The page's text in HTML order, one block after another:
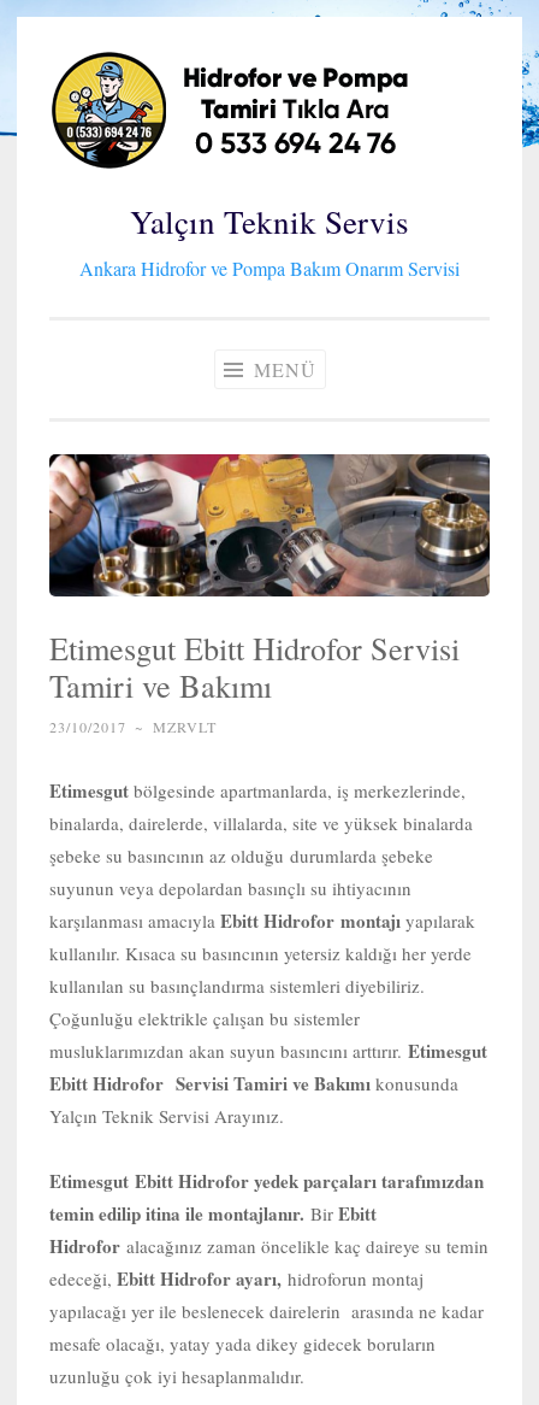
İçeriğe
geç
Yalçın Teknik Servis
Ankara Hidrofor ve Pompa Bakım Onarım Servisi
MENÜ
Etimesgut Ebitt Hidrofor Servisi
Tamiri ve Bakımı
23/10/2017 ~ MZRVLT
Etimesgut bölgesinde apartmanlarda, iş merkezlerinde,
binalarda, dairelerde, villalarda, site ve yüksek binalarda
şebeke su basıncının az olduğu durumlarda şebeke
suyunun veya depolardan basınçlı su ihtiyacının
karşılanması amacıyla Ebitt Hidrofor montajı yapılarak
kullanılır. Kısaca su basıncının yetersiz kaldığı her yerde
kullanılan su basınçlandırma sistemleri diyebiliriz.
Çoğunluğu elektrikle çalışan bu sistemler
musluklarımızdan akan suyun basıncını arttırır. Etimesgut
Ebitt Hidrofor Servisi Tamiri ve Bakımı konusunda
Yalçın Teknik Servisi Arayınız.
Etimesgut Ebitt Hidrofor yedek parçaları tarafımızdan
temin edilip itina ile montajlanır. Bir Ebitt
Hidrofor alacağınız zaman öncelikle kaç daireye su temin
edeceği, Ebitt Hidrofor ayarı, hidroforun montaj
yapılacağı yer ile beslenecek dairelerin arasında ne kadar
mesafe olacağı, yatay yada dikey gidecek boruların
uzunluğu çok iyi hesaplanmalıdır.